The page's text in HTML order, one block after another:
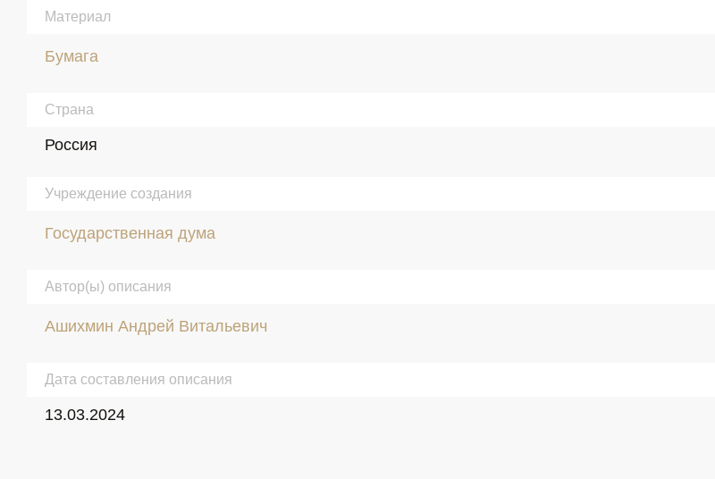
Материал
Бумага
Страна
Россия
Учреждение создания
Государственная дума
Автор(ы) описания
Ашихмин Андрей Витальевич
Дата составления описания
13.03.2024